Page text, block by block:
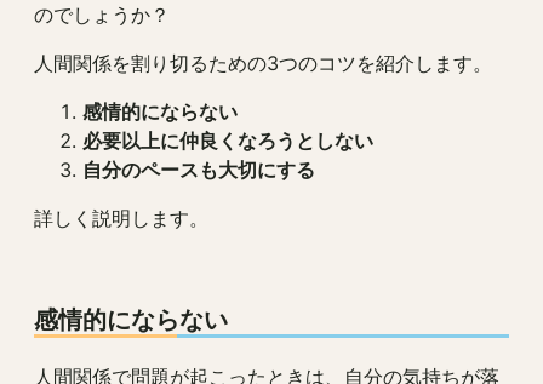
のでしょうか？
人間関係を割り切るための3つのコツを紹介します。
感情的にならない
必要以上に仲良くなろうとしない
自分のペースも大切にする
詳しく説明します。
感情的にならない
人間関係で問題が起こったときは、自分の気持ちが落